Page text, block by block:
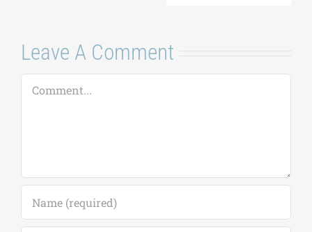
Leave A Comment
Comment